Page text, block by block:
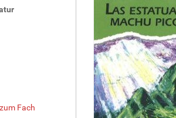
Fach